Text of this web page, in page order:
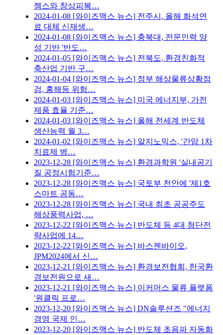
젬스와 창상피복…
2024-01-08 [와이즈맥스 뉴스] 전주시, 올해 화석연
료 대체 신재생…
2024-01-08 [와이즈맥스 뉴스] 충북대, 전문인력 양
성 기반 '반도…
2024-01-05 [와이즈맥스 뉴스] 전북도, 환경친화적
축산업 기반 구…
2024-01-04 [와이즈맥스 뉴스] 정부 해상물류상황점
검, 홍해등 위험…
2024-01-03 [와이즈맥스 뉴스] 미국 에너지부, 가전
제품 효율 기준…
2024-01-03 [와이즈맥스 뉴스] 올해 전세계 반도체
생산능력 월 3…
2024-01-02 [와이즈맥스 뉴스] 알지노믹스, '간암 1차
치료제 병…
2023-12-28 [와이즈맥스 뉴스] 환경과학원 '실내공기
질 공정시험기준…
2023-12-28 [와이즈맥스 뉴스] 국토부 천안에 '제1호
스마트 공동…
2023-12-28 [와이즈맥스 뉴스] 국내 최초 공공주도
해상풍력사업, …
2023-12-22 [와이즈맥스 뉴스] 반도체 등 4대 첨단전
략사업에 14…
2023-12-22 [와이즈맥스 뉴스] 바스젠바이오,
JPM2024에서 신…
2023-12-21 [와이즈맥스 뉴스] 환경보전협회, 한국환
경보전원으로 새…
2023-12-21 [와이즈맥스 뉴스] 이커머스 물류 플랫폼
'원클릭 프로…
2023-12-20 [와이즈맥스 뉴스] DN솔루션즈 "에너지
경영 국제 인…
2023-12-20 [와이즈맥스 뉴스] 반도체 초음파 자동화